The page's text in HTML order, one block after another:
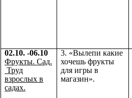
02.10. -06.10
Фрукты. Сад.
Труд
взрослых в
садах.
3. «Вылепи какие
хочешь фрукты
для игры в
магазин».